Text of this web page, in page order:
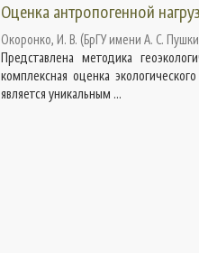
Оценка антропогенной
Окоронко, И. В. (БрГУ имени А. С.
Представлена методика
комплексная оценка
является уникальным ...